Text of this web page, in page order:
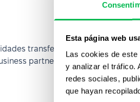
Esta página web
Las cookies de
y analizar el tráfico.
redes sociales,
que hayan
transferibles
partner